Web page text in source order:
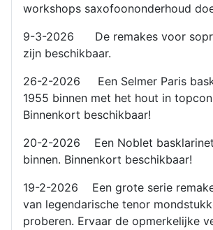
workshops saxofoononderhoud
9-3-2026 De remakes voor
zijn beschikbaar.
26-2-2026 Een Selmer Paris
1955 binnen met het hout in
Binnenkort beschikbaar!
20-2-2026 Een Noblet
binnen. Binnenkort beschikbaar!
19-2-2026 Een grote serie
van legendarische tenor
proberen. Ervaar de opmerkelijke